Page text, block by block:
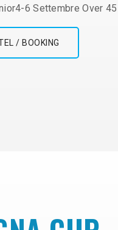
6 Settembre Over
/ BOOKING